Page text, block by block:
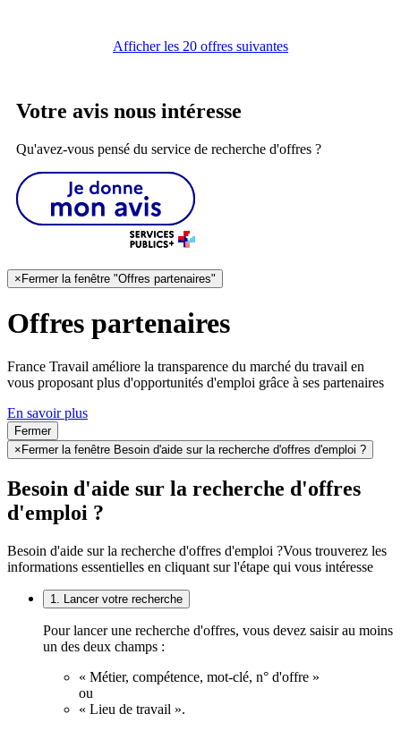
Afficher les 20 offres suivantes
Votre avis nous intéresse
Qu'avez-vous pensé du service de recherche d'offres ?
×Fermer la fenêtre "Offres partenaires"
Offres partenaires
France Travail améliore la transparence du marché du travail en
vous proposant plus d'opportunités d'emploi grâce à ses partenaires
En savoir plus
Fermer
× Fermer la fenêtre Besoin d'aide sur la recherche d'offres d'emploi ?
Besoin d'aide sur la recherche d'offres
d'emploi ?
Besoin d'aide sur la recherche d'offres d'emploi ?Vous trouverez les
informations essentielles en cliquant sur l'étape qui vous intéresse
1. Lancer votre recherche
Pour lancer une recherche d'offres, vous devez saisir au moins
un des deux champs :
« Métier, compétence, mot-clé, n° d'offre »
ou
« Lieu de travail ».